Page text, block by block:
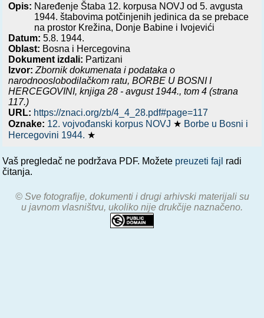
Opis: Naređenje Štaba 12. korpusa NOVJ od 5. avgusta
1944. štabovima potčinjenih jedinica da se prebace
na prostor Krežina, Donje Babine i Ivojevići
Datum:5.8. 1944.
Oblast: Bosna i Hercegovina
Dokument izdali: Partizani
Izvor: Zbornik dokumenata i podataka o
narodnooslobodilačkom ratu,BORBE U BOSNI I
HERCEGOVINI, knjiga 28 - avgust 1944., tom 4 (strana
117.)
URL: https://znaci.org/zb/4_4_28.pdf#page=117
Oznake: 12. vojvođanski korpus NOVJ ★ Borbe u Bosni i
Hercegovini 1944. ★
Vaš pregledač ne podržava PDF. Možete preuzeti fajl radi
čitanja.
© Sve fotografije, dokumenti i drugi arhivski materijali su
u javnom vlasništvu, ukoliko nije drukčije naznačeno.